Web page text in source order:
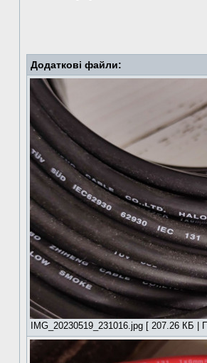
Додаткові файли:
IMG_20230519_231016.jpg [ 207.26 КБ |